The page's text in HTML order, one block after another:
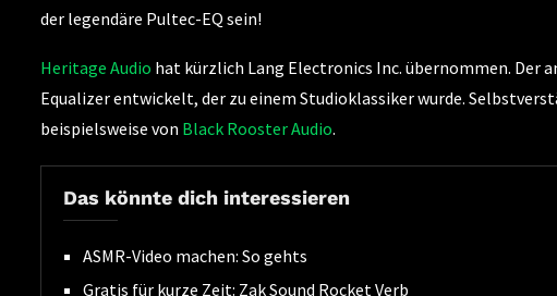
der legendäre Pultec-EQ sein!
Heritage Audio hat kürzlich Lang Electronics Inc. übernommen. Der
Equalizer entwickelt, der zu einem Studioklassiker wurde.
beispielsweise von Black Rooster Audio.
Das könnte dich interessieren
ASMR-Video machen: So gehts
Gratis für kurze Zeit: Zak Sound Rocket Verb